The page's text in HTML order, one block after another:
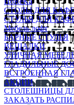
СТОЛЫ ДЛЯ
СТУЛЬЯ ДЛЯ
Мебель лофт
БАРНЫЕ СТУЛЬЯ
ВЕШАЛКИ
УЛИЧНАЯ
ГЛАДИЛЬНЫЕ
ВСТРОЕННАЯ
АКЦИИ
СТОЛЕШНИЦЫ
ЗАКАЗАТЬ